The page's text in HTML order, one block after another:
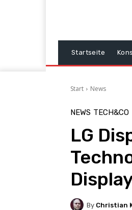
Startseite
Start News
NEWS TECH&CO
LG
By Christian